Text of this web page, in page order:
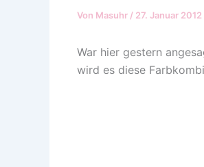
Von Masuhr / 27. Januar 2012
War hier gestern
wird es diese